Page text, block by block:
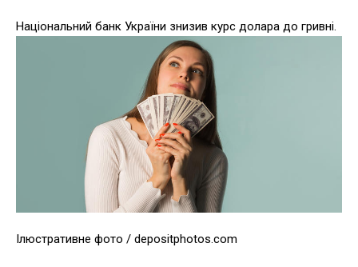
Національний банк України знизив курс долара до гривні.
Ілюстративне фото / depositphotos.com